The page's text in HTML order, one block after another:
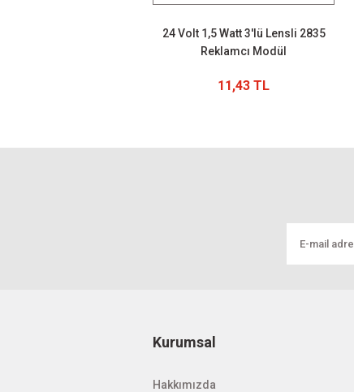
24 Volt 1,5 Watt 3'lü Lensli 2835
Reklamcı Modül
11,43 TL
Kurumsal
Hakkımızda